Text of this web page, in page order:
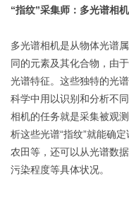
“指纹”采集师：多光谱相机
多光谱相机是从物体光谱
同的元素及其化合物，由
光谱特征。这些独特的光
科学中用以识别和分析不
相机的任务就是采集被观
析这些光谱“指纹”就能确
农田等，还可以从光谱数
污染程度等具体状况。